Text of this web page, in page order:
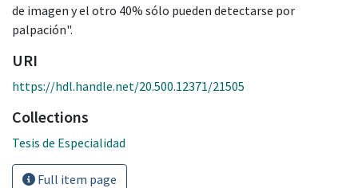
de imagen y el otro 40% sólo pueden detectarse por
palpación".
URI
https://hdl.handle.net/20.500.12371/21505
Collections
Tesis de Especialidad
Full item page